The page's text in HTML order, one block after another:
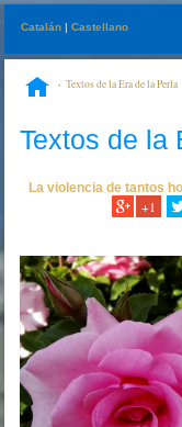
Catalán |Castellano
Textos de la Era de la Perla
Textos de la
La violencia de tantos
+1